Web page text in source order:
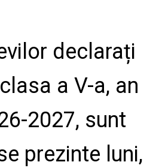
declarați
a V-a, an
2027, sunt
prezinte luni,